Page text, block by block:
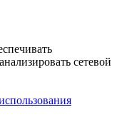
сетевой